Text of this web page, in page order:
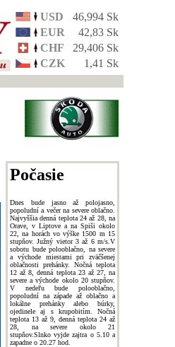
USD
46,994 Sk
EUR
42,83 Sk
CHF
29,406 Sk
CZK
1,41 Sk
Počasie
Dnes bude jasno až polojasno,
popoludní a večer na severe oblačno.
Najvyššia denná teplota 24 až 28, na
Orave, v Liptove a na Spiši okolo
22, na horách vo výške 1500 m 15
stupňov. Južný vietor 3 až 6 m/s.V
sobotu bude polooblačno, na severe
a východe miestami pri zväčšenej
oblačnosti prehánky. Nočná teplota
12 až 8, denná teplota 23 až 27, na
severe a východe okolo 20 stupňov.
V nedeľu bude polooblačno,
popoludní na západe až oblačno a
lokálne prehánky alebo búrky,
ojedinele aj s krupobitím. Nočná
teplota 13 až 9, denná teplota 24 až
28, na severe okolo 21
stupňov.Slnko vyjde zajtra o 5.10 a
zapadne o 20.27 hod.